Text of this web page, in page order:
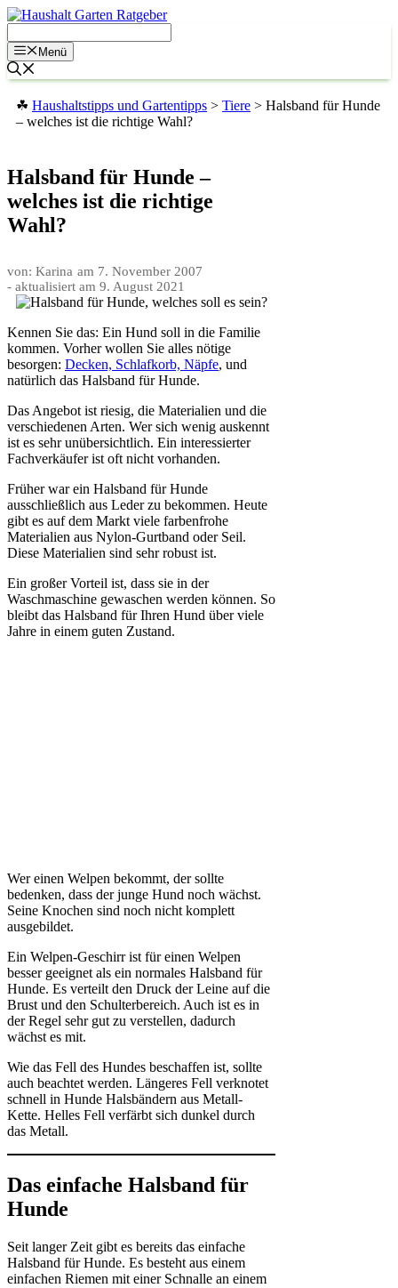
Zum
springenMenü
☘ Haushaltstipps und Gartentipps > Tiere > Halsband für Hunde
– welches ist die richtige Wahl?
Halsband für Hunde –
welches ist die richtige
Wahl?
von: Karina am 7. November 2007
- aktualisiert am 9. August 2021
Kennen Sie das: Ein Hund soll in die Familie
kommen. Vorher wollen Sie alles nötige
besorgen: Decken, Schlafkorb, Näpfe, und
natürlich das Halsband für Hunde.
Das Angebot ist riesig, die Materialien und die
verschiedenen Arten. Wer sich wenig auskennt
ist es sehr unübersichtlich. Ein interessierter
Fachverkäufer ist oft nicht vorhanden.
Früher war ein Halsband für Hunde
ausschließlich aus Leder zu bekommen. Heute
gibt es auf dem Markt viele farbenfrohe
Materialien aus Nylon-Gurtband oder Seil.
Diese Materialien sind sehr robust ist.
Ein großer Vorteil ist, dass sie in der
Waschmaschine gewaschen werden können. So
bleibt das Halsband für Ihren Hund über viele
Jahre in einem guten Zustand.
Wer einen Welpen bekommt, der sollte
bedenken, dass der junge Hund noch wächst.
Seine Knochen sind noch nicht komplett
ausgebildet.
Ein Welpen-Geschirr ist für einen Welpen
besser geeignet als ein normales Halsband für
Hunde. Es verteilt den Druck der Leine auf die
Brust und den Schulterbereich. Auch ist es in
der Regel sehr gut zu verstellen, dadurch
wächst es mit.
Wie das Fell des Hundes beschaffen ist, sollte
auch beachtet werden. Längeres Fell verknotet
schnell in Hunde Halsbändern aus Metall-
Kette. Helles Fell verfärbt sich dunkel durch
das Metall.
Das einfache Halsband für
Hunde
Seit langer Zeit gibt es bereits das einfache
Halsband für Hunde. Es besteht aus einem
einfachen Riemen mit einer Schnalle an einem